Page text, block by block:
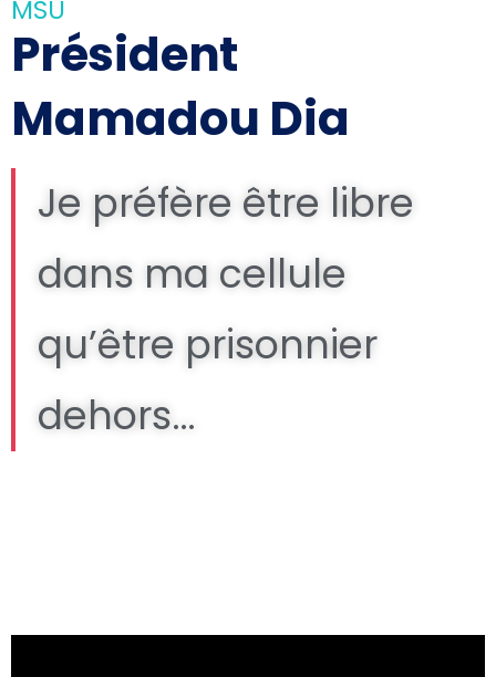
MSU
Président
Mamadou Dia
Je préfère être libre
dans ma cellule
qu’être prisonnier
dehors…